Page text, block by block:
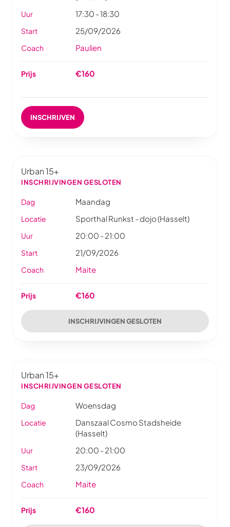
Uur 17:30 - 18:30
Start 25/09/2026
Coach Paulien
Prijs €160
INSCHRIJVEN
Urban 15+
INSCHRIJVINGEN GESLOTEN
Dag Maandag
Locatie Sporthal Runkst - dojo (Hasselt)
Uur 20:00 - 21:00
Start 21/09/2026
Coach Maite
Prijs €160
INSCHRIJVINGEN GESLOTEN
Urban 15+
INSCHRIJVINGEN GESLOTEN
Dag Woensdag
Locatie
Danszaal Cosmo Stadsheide
(Hasselt)
Uur 20:00 - 21:00
Start 23/09/2026
Coach Maite
Prijs €160